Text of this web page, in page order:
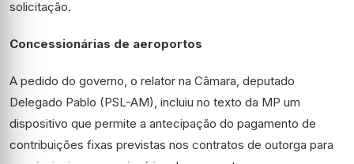
solicitação.
Concessionárias de aeroportos
A pedido do governo, o relator na Câmara, deputado
Delegado Pablo (PSL-AM), incluiu no texto da MP um
dispositivo que permite a antecipação do pagamento de
contribuições fixas previstas nos contratos de outorga para